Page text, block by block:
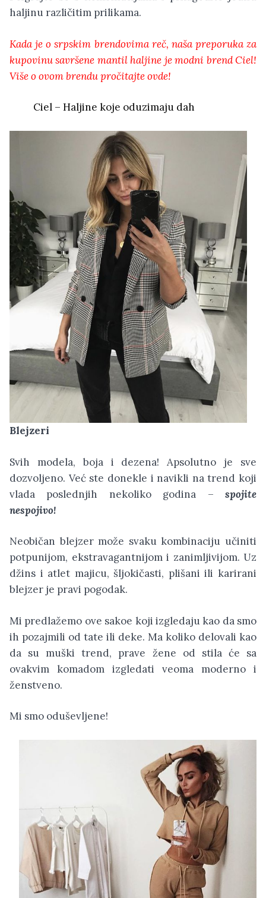
haljinu različitim prilikama.
Kada je o srpskim brendovima reč, naša preporuka za
kupovinu savršene mantil haljine je modni brend Ciel!
Više o ovom brendu pročitajte ovde!
Ciel – Haljine koje oduzimaju dah
Blejzeri
Svih modela, boja i dezena! Apsolutno je sve
dozvoljeno. Već ste donekle i navikli na trend koji
vlada poslednjih nekoliko godina – spojite
nespojivo!
Neobičan blejzer može svaku kombinaciju učiniti
potpunijom, ekstravagantnijom i zanimljivijom. Uz
džins i atlet majicu, šljokičasti, plišani ili karirani
blejzer je pravi pogodak.
Mi predlažemo ove sakoe koji izgledaju kao da smo
ih pozajmili od tate ili deke. Ma koliko delovali kao
da su muški trend, prave žene od stila će sa
ovakvim komadom izgledati veoma moderno i
ženstveno.
Mi smo oduševljene!